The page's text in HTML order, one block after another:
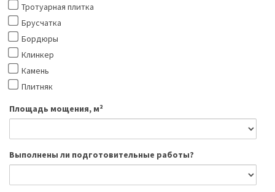
Тротуарная плитка
Брусчатка
Бордюры
Клинкер
Камень
Плитняк
Площадь мощения, м²
Выполнены ли подготовительные работы?